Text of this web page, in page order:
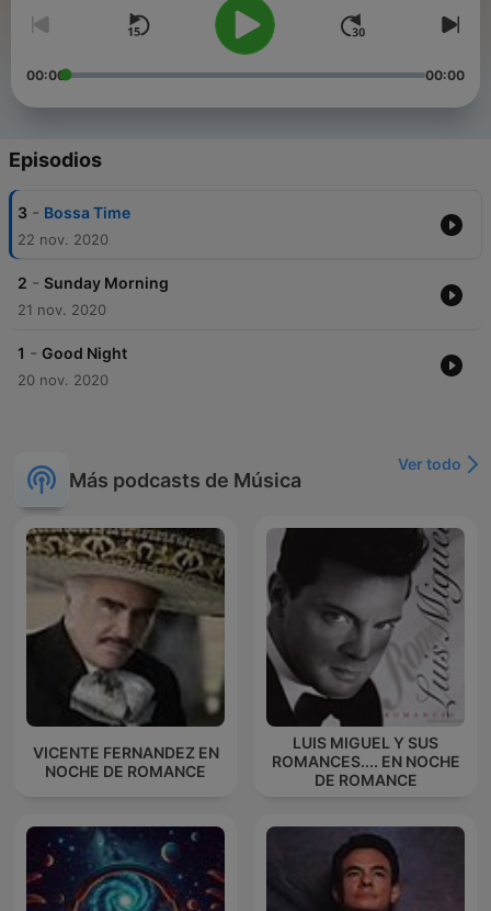
00:00 00:00
Episodios
3 - Bossa Time
22 nov. 2020
2 - Sunday Morning
21 nov. 2020
1 - Good Night
20 nov. 2020
Más podcasts de Música
Ver todo
VICENTE FERNANDEZ EN
NOCHE DE ROMANCE
LUIS MIGUEL Y SUS
ROMANCES.... EN NOCHE
DE ROMANCE